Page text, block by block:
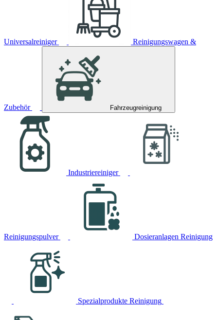
Universalreiniger Reinigungswagen &
Zubehör Fahrzeugreinigung
Industriereiniger
Reinigungspulver Dosieranlagen Reinigung
Spezialprodukte Reinigung